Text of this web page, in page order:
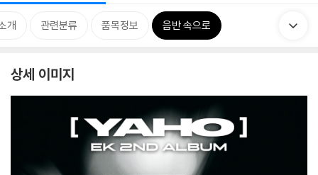
개 관련분류 품목정보 음반 속으로
상세 이미지